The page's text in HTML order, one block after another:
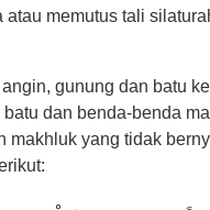
memutus tali
gunung dan batu
dan benda-benda
yang tidak